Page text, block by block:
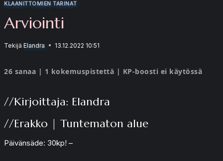
KLAANITTOMIEN TARINAT
Arviointi
Tekijä Elandra 13.12.2022 10:51
26 sanaa | 1 kokemuspistettä | KP-boosti ei käytössä
//Kirjoittaja: Elandra
//Erakko | Tuntematon alue
Päivänsäde: 30kp! –